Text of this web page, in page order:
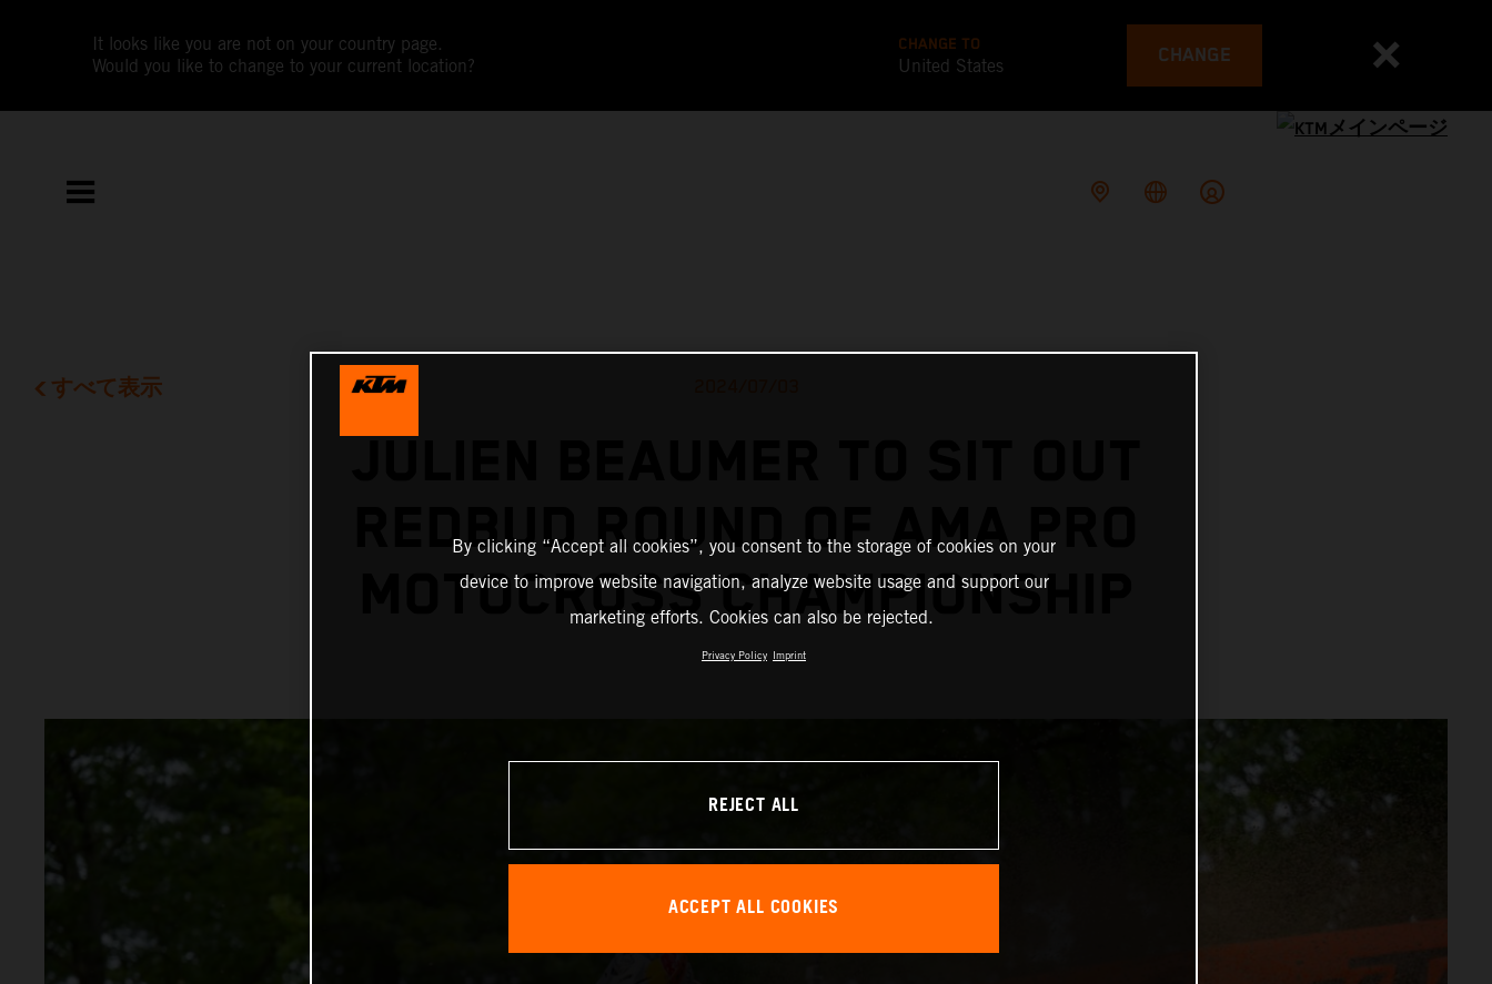
It looks like you are not on your country page.
Would you like to change to your current location?
CHANGE TO
United States CHANGE
すべて表示
REDBUD ROUND OF AMA PRO
MOTOCROSS CHAMPIONSHIP
By clicking “Accept all cookies”, you consent to the storage of cookies on your
device to improve website navigation, analyze website usage and support our
marketing efforts. Cookies can also be rejected.
Privacy Policy Imprint
REJECT ALL
ACCEPT ALL COOKIES